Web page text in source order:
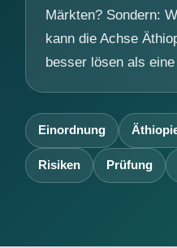
Märkten? Sondern:
kann die Achse
besser lösen als
Einordnung
Risiken Prüfung